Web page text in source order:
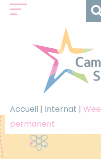
Accueil | Internat |
permanent
Panneau de gestion des